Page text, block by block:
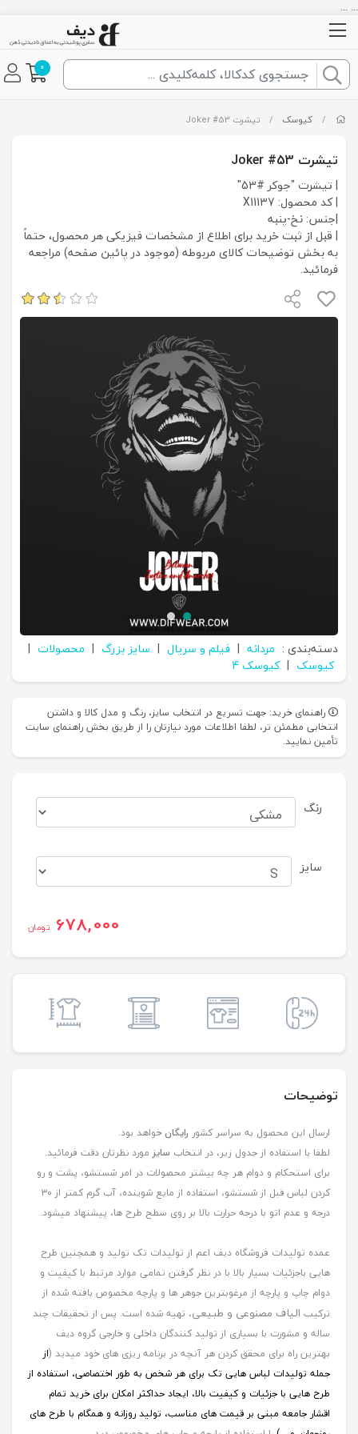
... ...
0
/ کیوسک / تیشرت Joker #53
تیشرت Joker #53
| تیشرت "جوکر #53"
| کد محصول: X11137
|جنس: نخ-پنبه
| قبل از ثبت خرید برای اطلاع از مشخصات فیزیکی هر محصول، حتماً
به بخش توضیحات کالای مربوطه (موجود در پائین صفحه) مراجعه
فرمائید.
دسته‌بندی : مردانه | فیلم و سریال | سایز بزرگ | محصولات |
کیوسک | کیوسک 4
راهنمای خرید: جهت تسریع در انتخاب سایز، رنگ و مدل کالا و داشتن
انتخابی مطمئن تر، لطفا اطلاعات مورد نیازتان را از طریق بخش راهنمای سایت
تأمین نمایید.
رنگ
سایز
678,000 تومان
توضیحات
ارسال این محصول به سراسر کشور رایگانخواهد بود.
لطفا با استفاده از جدول زیر، در انتخاب سایز مورد نظرتان دقت فرمائید.
برای استحکام و دوام هر چه بیشتر محصولات در امر شستشو، پشت و رو
کردن لباس قبل از شستشو، استفاده از مایع شوینده، آب گرم کمتر از ۳۰
درجه و عدم اتو با درجه حرارت بالا بر روی سطح طرح ها، پیشنهاد میشود.
عمده تولیدات فروشگاه دیف اعم از تولیدات تک تولید و همچنین طرح
هایی باجزئیات بسیار بالا با در نظر گرفتن تمامی موارد مرتبط با کیفیت و
دوام چاپ و پارچه از مرغوبترین جوهر ها و پارچه مخصوص بافته شده از
ترکیب الیاف مصنوعی و طبیعی، تهیه شده است. پس از تحقیقات چند
ساله و مشورت با بسیاری از تولید کنندگان داخلی و خارجی گروه دیف
بهترین راه برای محقق کردن هر آنچه در برنامه ریزی های خود میدید (از
جمله تولیدات لباس هایی تک برای هر شخص به طور اختصاصی، استفاده از
طرح هایی با جزئیات و کیفیت بالا، ایجاد حداکثر امکان برای خرید تمام
اقشار جامعه مبنی بر قیمت های مناسب، تولید روزانه و همگام با طرح های